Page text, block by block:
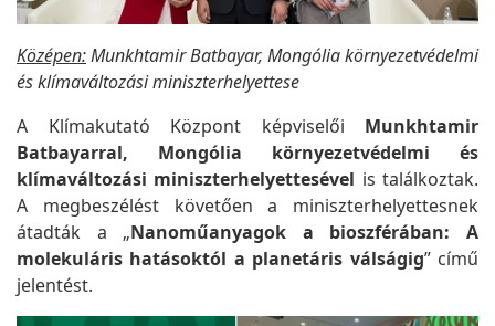
Középen:Munkhtamir Batbayar, Mongólia környezetvédelmi
és klímaváltozási miniszterhelyettese
A Klímakutató Központ képviselői Munkhtamir
Batbayarral, Mongólia környezetvédelmi és
klímaváltozási miniszterhelyettesével is találkoztak.
A megbeszélést követően a miniszterhelyettesnek
átadták a „Nanoműanyagok a bioszférában: A
molekuláris hatásoktól a planetáris válságig” című
jelentést.